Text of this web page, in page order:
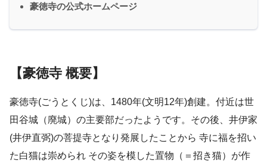
豪徳寺の公式ホームページ
【豪徳寺 概要】
豪徳寺(ごうとくじ)は、1480年(文明12年)創建。付近は世
田谷城（廃城）の主要部だったようです。その後、井伊家
(井伊直弼)の菩提寺となり発展したことから 寺に福を招い
た白猫は崇められ その姿を模した置物（＝招き猫）が作